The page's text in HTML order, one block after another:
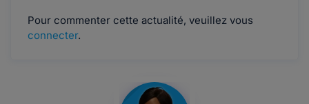
Pour commenter cette actualité, veuillez vous
connecter.